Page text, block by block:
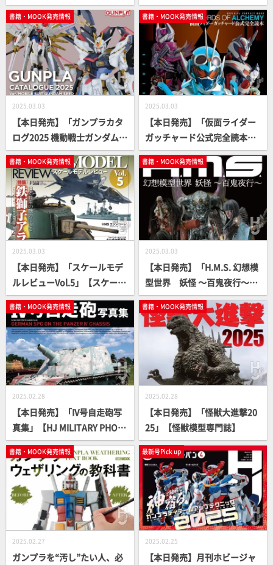
ップ！
書籍・MOOK発売情報
2025.03.03
【本日発売】「ガンプラカタ
ログ2025 機動戦士ガンダムS
EED編」【ガンダム】
書籍・MOOK発売情報
2025.03.03
【本日発売】「仮面ライダー
ガッチャード公式完全読本」
【仮面ライダー】
書籍・MOOK発売情報
2025.03.03
【本日発売】「スケールモデ
ルレビューVol.5」【スケール
モデル】
書籍・MOOK発売情報
2025.03.03
【本日発売】「H.M.S. 幻想模
型世界 妖怪 ～百鬼夜行～」
【立体造形ムック】
書籍・MOOK発売情報
2025.02.28
【本日発売】「IV号自走砲写
真集」【HJ MILITARY PHOT
O ALBUM】
書籍・MOOK発売情報
2025.02.28
【本日発売】「怪獣大進撃20
25」【怪獣模型専門誌】
書籍・MOOK発売情報
2025.02.27
ガンプラを“汚し”たい人、必
最新号Pick up
2025.02.25
【本日発売】月刊ホビージャ